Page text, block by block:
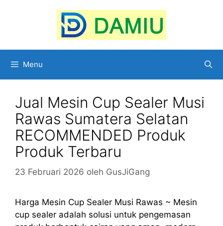
Menu
Jual Mesin Cup Sealer Musi
Rawas Sumatera Selatan
RECOMMENDED Produk
Produk Terbaru
23 Februari 2026 oleh GusJiGang
Harga Mesin Cup Sealer Musi Rawas ~ Mesin
cup sealer adalah solusi untuk pengemasan